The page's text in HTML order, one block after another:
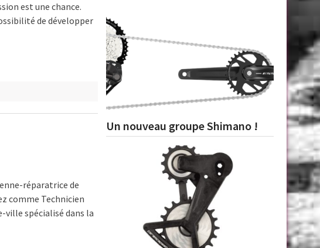
est une chance.
de développer
réparatrice de
comme Technicien
ville spécialisé dans la
Un nouveau groupe Shimano !